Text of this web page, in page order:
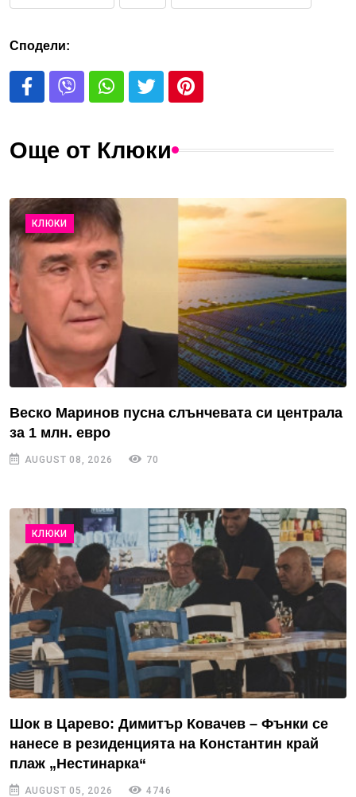
Сподели:
Още от Клюки
КЛЮКИ
Веско Маринов пусна слънчевата си централа
за 1 млн. евро
AUGUST 08, 2026 70
КЛЮКИ
Шок в Царево: Димитър Ковачев – Фънки се
нанесе в резиденцията на Константин край
плаж „Нестинарка“
AUGUST 05, 2026 4746